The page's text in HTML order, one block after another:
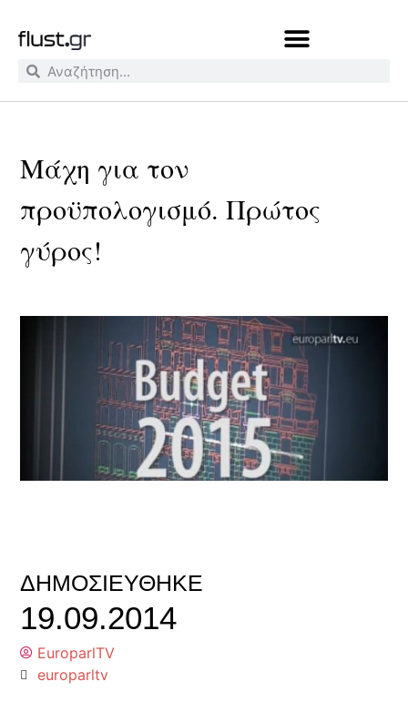
Μάχη για τον
προϋπολογισμό. Πρώτος
γύρος!
ΔΗΜΟΣΙΕΎΘΗΚΕ
19.09.2014
EuroparlTV
europarltv